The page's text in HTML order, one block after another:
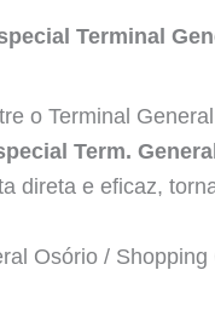
Terminal
o Terminal
Term.
direta e eficaz,
Osório /